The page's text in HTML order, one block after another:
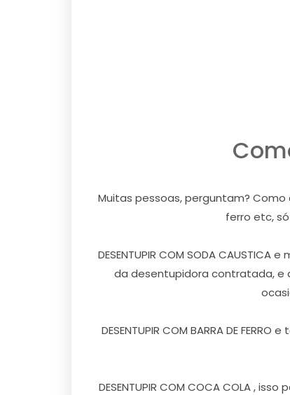
Muitas pessoas, perguntam?
ferro etc,
DESENTUPIR COM SODA
da desentupidora contratada, e
DESENTUPIR COM BARRA DE
DESENTUPIR COM COCA COLA ,